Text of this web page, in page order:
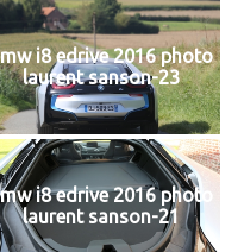
i8 edrive 2016 photo
laurent sanson-23
i8 edrive 2016 photo
laurent sanson-21